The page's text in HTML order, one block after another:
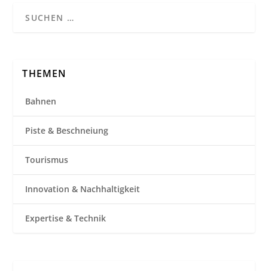
THEMEN
Bahnen
Piste & Beschneiung
Tourismus
Innovation & Nachhaltigkeit
Expertise & Technik